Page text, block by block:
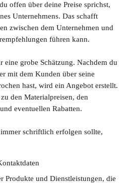
offen über deine Preise sprichst,
Unternehmens. Das schafft
zwischen dem Unternehmen und
führen kann.
eine grobe Schätzung. Nachdem du
mit dem Kunden über seine
hast, wird ein Angebot erstellt.
den Materialpreisen, den
eventuellen Rabatten.
schriftlich erfolgen sollte,
Produkte und Dienstleistungen, die